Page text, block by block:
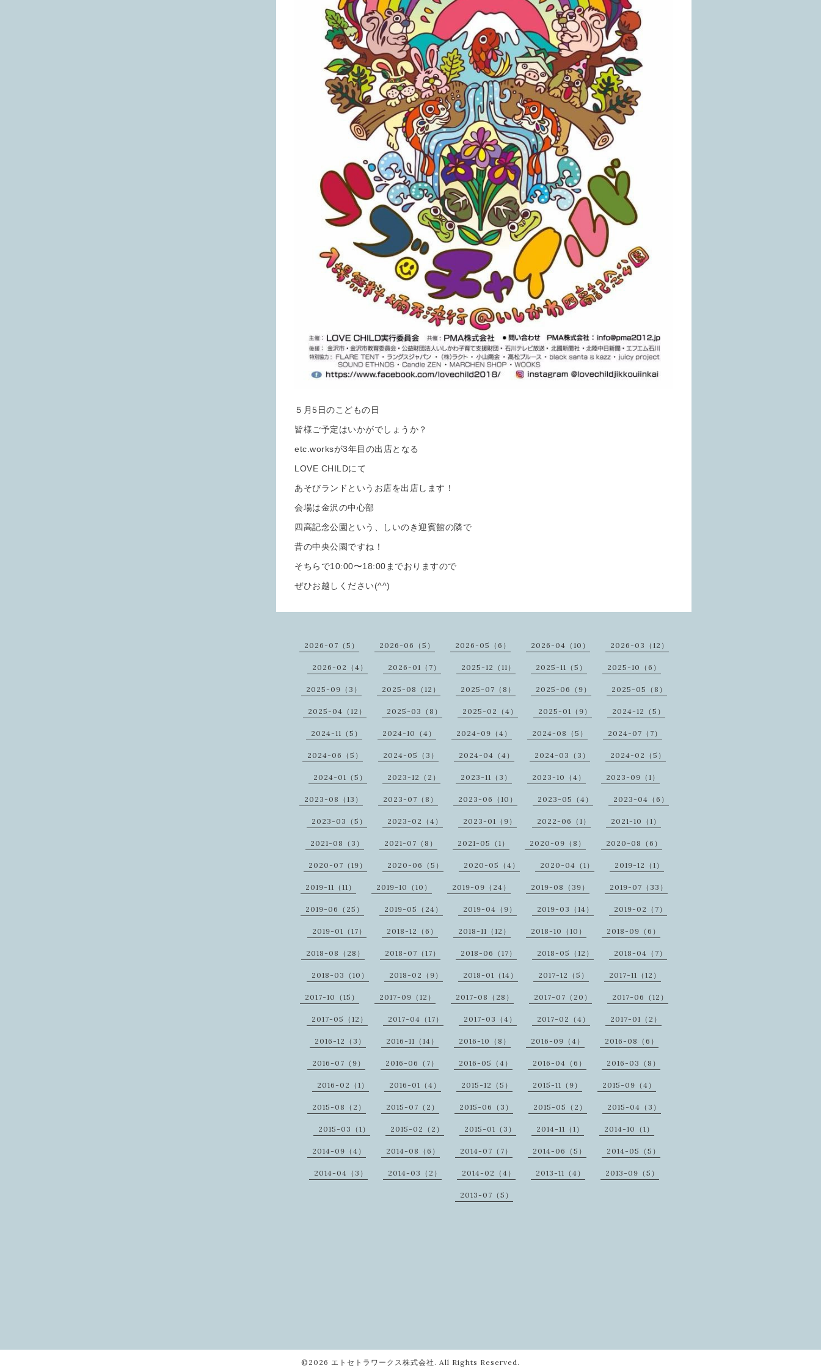
５月5日のこどもの日
皆様ご予定はいかがでしょうか？
etc.worksが3年目の出店となる
LOVE CHILDにて
あそびランドというお店を出店します！
会場は金沢の中心部
四高記念公園という、しいのき迎賓館の隣で
昔の中央公園ですね！
そちらで10:00〜18:00までおりますので
ぜひお越しください(^^)
2026-07（5） 2026-06（5） 2026-05（6） 2026-04（10） 2026-03（12）
2026-02（4） 2026-01（7） 2025-12（11） 2025-11（5） 2025-10（6）
2025-09（3） 2025-08（12） 2025-07（8） 2025-06（9） 2025-05（8）
2025-04（12） 2025-03（8） 2025-02（4） 2025-01（9） 2024-12（5）
2024-11（5） 2024-10（4） 2024-09（4） 2024-08（5） 2024-07（7）
2024-06（5） 2024-05（3） 2024-04（4） 2024-03（3） 2024-02（5）
2024-01（5） 2023-12（2） 2023-11（3） 2023-10（4） 2023-09（1）
2023-08（13） 2023-07（8） 2023-06（10） 2023-05（4） 2023-04（6）
2023-03（5） 2023-02（4） 2023-01（9） 2022-06（1） 2021-10（1）
2021-08（3） 2021-07（8） 2021-05（1） 2020-09（8） 2020-08（6）
2020-07（19） 2020-06（5） 2020-05（4） 2020-04（1） 2019-12（1）
2019-11（11） 2019-10（10） 2019-09（24） 2019-08（39） 2019-07（33）
2019-06（25） 2019-05（24） 2019-04（9） 2019-03（14） 2019-02（7）
2019-01（17） 2018-12（6） 2018-11（12） 2018-10（10） 2018-09（6）
2018-08（28） 2018-07（17） 2018-06（17） 2018-05（12） 2018-04（7）
2018-03（10） 2018-02（9） 2018-01（14） 2017-12（5） 2017-11（12）
2017-10（15） 2017-09（12） 2017-08（28） 2017-07（20） 2017-06（12）
2017-05（12） 2017-04（17） 2017-03（4） 2017-02（4） 2017-01（2）
2016-12（3） 2016-11（14） 2016-10（8） 2016-09（4） 2016-08（6）
2016-07（9） 2016-06（7） 2016-05（4） 2016-04（6） 2016-03（8）
2016-02（1） 2016-01（4） 2015-12（5） 2015-11（9） 2015-09（4）
2015-08（2） 2015-07（2） 2015-06（3） 2015-05（2） 2015-04（3）
2015-03（1） 2015-02（2） 2015-01（3） 2014-11（1） 2014-10（1）
2014-09（4） 2014-08（6） 2014-07（7） 2014-06（5） 2014-05（5）
2014-04（3） 2014-03（2） 2014-02（4） 2013-11（4） 2013-09（5）
2013-07（5）
©2026 エトセトラワークス株式会社 . All Rights Reserved.